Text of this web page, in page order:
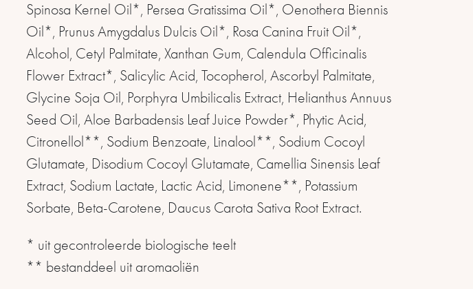
Spinosa Kernel Oil*, Persea Gratissima Oil*, Oenothera Biennis
Oil*, Prunus Amygdalus Dulcis Oil*, Rosa Canina Fruit Oil*,
Alcohol, Cetyl Palmitate, Xanthan Gum, Calendula Officinalis
Flower Extract*, Salicylic Acid, Tocopherol, Ascorbyl Palmitate,
Glycine Soja Oil, Porphyra Umbilicalis Extract, Helianthus Annuus
Seed Oil, Aloe Barbadensis Leaf Juice Powder*, Phytic Acid,
Citronellol**, Sodium Benzoate, Linalool**, Sodium Cocoyl
Glutamate, Disodium Cocoyl Glutamate, Camellia Sinensis Leaf
Extract, Sodium Lactate, Lactic Acid, Limonene**, Potassium
Sorbate, Beta-Carotene, Daucus Carota Sativa Root Extract.
* uit gecontroleerde biologische teelt
** bestanddeel uit aromaoliën